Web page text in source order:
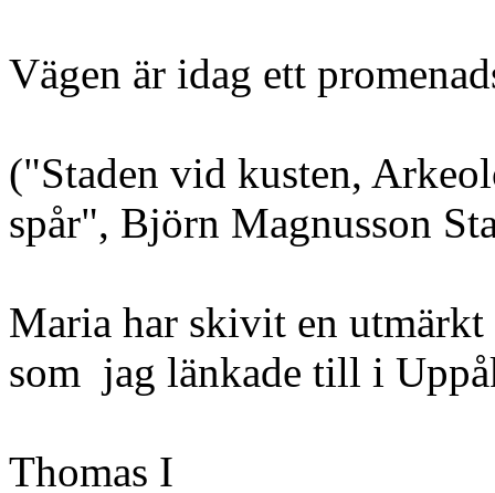
Vägen är idag ett
("Staden vid kusten,
spår", Björn Magnusson
Maria har skivit en utmärkt
som jag länkade till i
Thomas I